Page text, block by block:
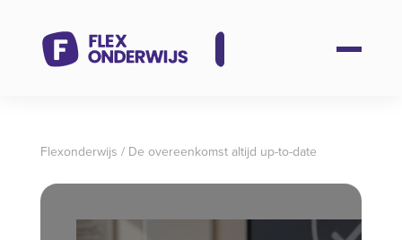
Flexonderwijs / De overeenkomst altijd up-to-date